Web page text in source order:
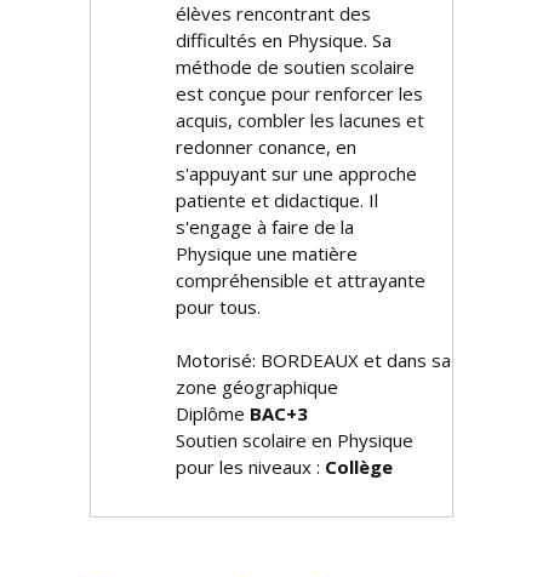
élèves rencontrant des
difficultés en Physique. Sa
méthode de soutien scolaire
est conçue pour renforcer les
acquis, combler les lacunes et
redonner confiance, en
s'appuyant sur une approche
patiente et didactique. Il
s'engage à faire de la
Physique une matière
compréhensible et attrayante
pour tous.
Motorisé: BORDEAUX et dans sa
zone géographique
Diplôme BAC+3
Soutien scolaire en Physique
pour les niveaux : Collège